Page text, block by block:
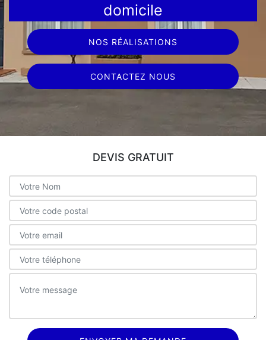
domicile
NOS RÉALISATIONS
CONTACTEZ NOUS
DEVIS GRATUIT